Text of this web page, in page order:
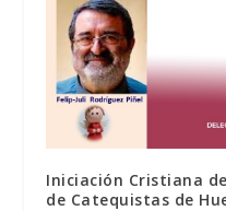
Iniciación Cristiana
de Catequistas de